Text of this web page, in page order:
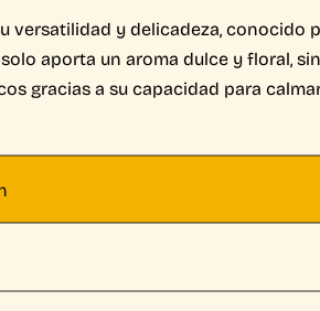
versatilidad y delicadeza, conocido
aporta un aroma dulce y floral,
gracias a su capacidad para